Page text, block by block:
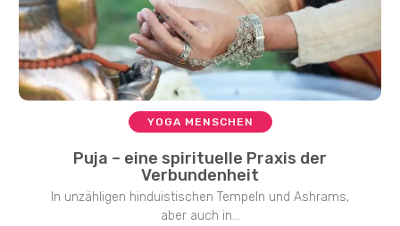
YOGA MENSCHEN
Puja – eine spirituelle Praxis der
Verbundenheit
In unzähligen hinduistischen Tempeln und Ashrams,
aber auch in...